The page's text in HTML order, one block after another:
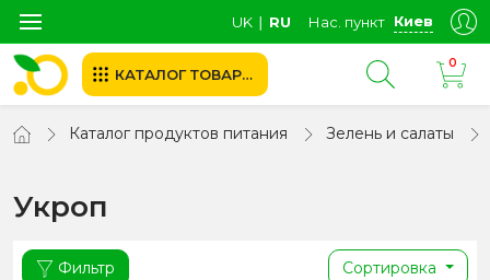
UK ∣ RU Нас. пункт Киев
КАТАЛОГ ТОВАРОВ
0
Каталог продуктов питания Зелень и салаты
Укроп
Фильтр Сортировка